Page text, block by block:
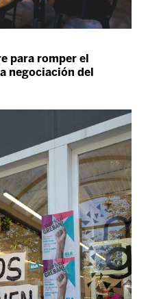
para romper el
negociación del